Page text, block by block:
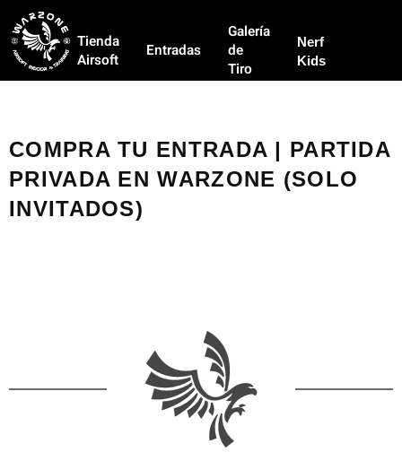
Tienda
Airsoft
Entradas
Galería
de
Tiro
Nerf
Kids
COMPRA TU ENTRADA | PARTIDA
PRIVADA EN WARZONE (SOLO
INVITADOS)